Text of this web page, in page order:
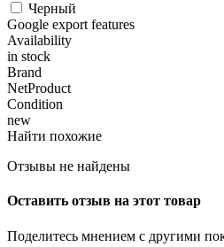
Черный
Google export features
Availability
in stock
Brand
NetProduct
Condition
new
Найти похожие
Отзывы не найдены
Оставить отзыв на этот товар
Поделитесь мнением с другими